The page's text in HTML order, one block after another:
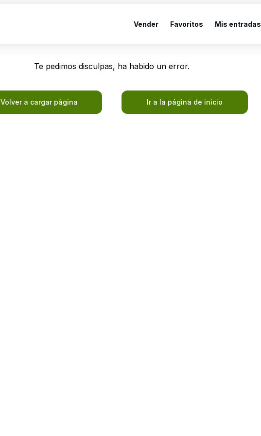
Vender Favoritos Mis entradas
Te pedimos disculpas, ha habido un error.
Volver a cargar página Ir a la página de inicio